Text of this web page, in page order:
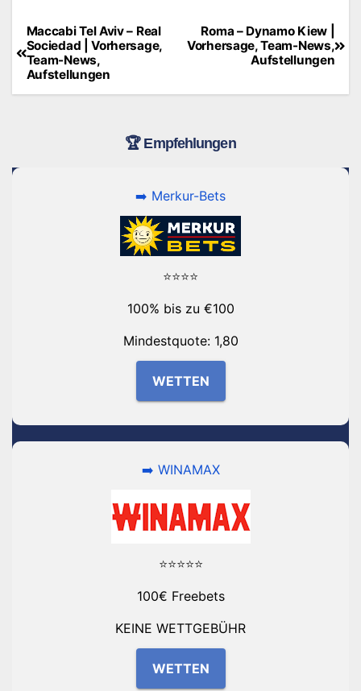
Beitragsnavigation
Roma – Dynamo Kiew |
Vorhersage, Team-News,
Aufstellungen
Maccabi Tel Aviv – Real
Sociedad | Vorhersage,
Team-News,
Aufstellungen
🏆 Empfehlungen
➡️ Merkur-Bets
⭐⭐⭐⭐
100% bis zu €100
Mindestquote: 1,80
WETTEN
➡️ WINAMAX
⭐⭐⭐⭐⭐
100€ Freebets
KEINE WETTGEBÜHR
WETTEN